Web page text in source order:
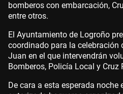
bomberos con embarcación,
entre otros.
El Ayuntamiento de Logroño
coordinado para la celebración
Juan en el que intervendrán
Bomberos, Policía Local y Cruz
De cara a esta esperada noche